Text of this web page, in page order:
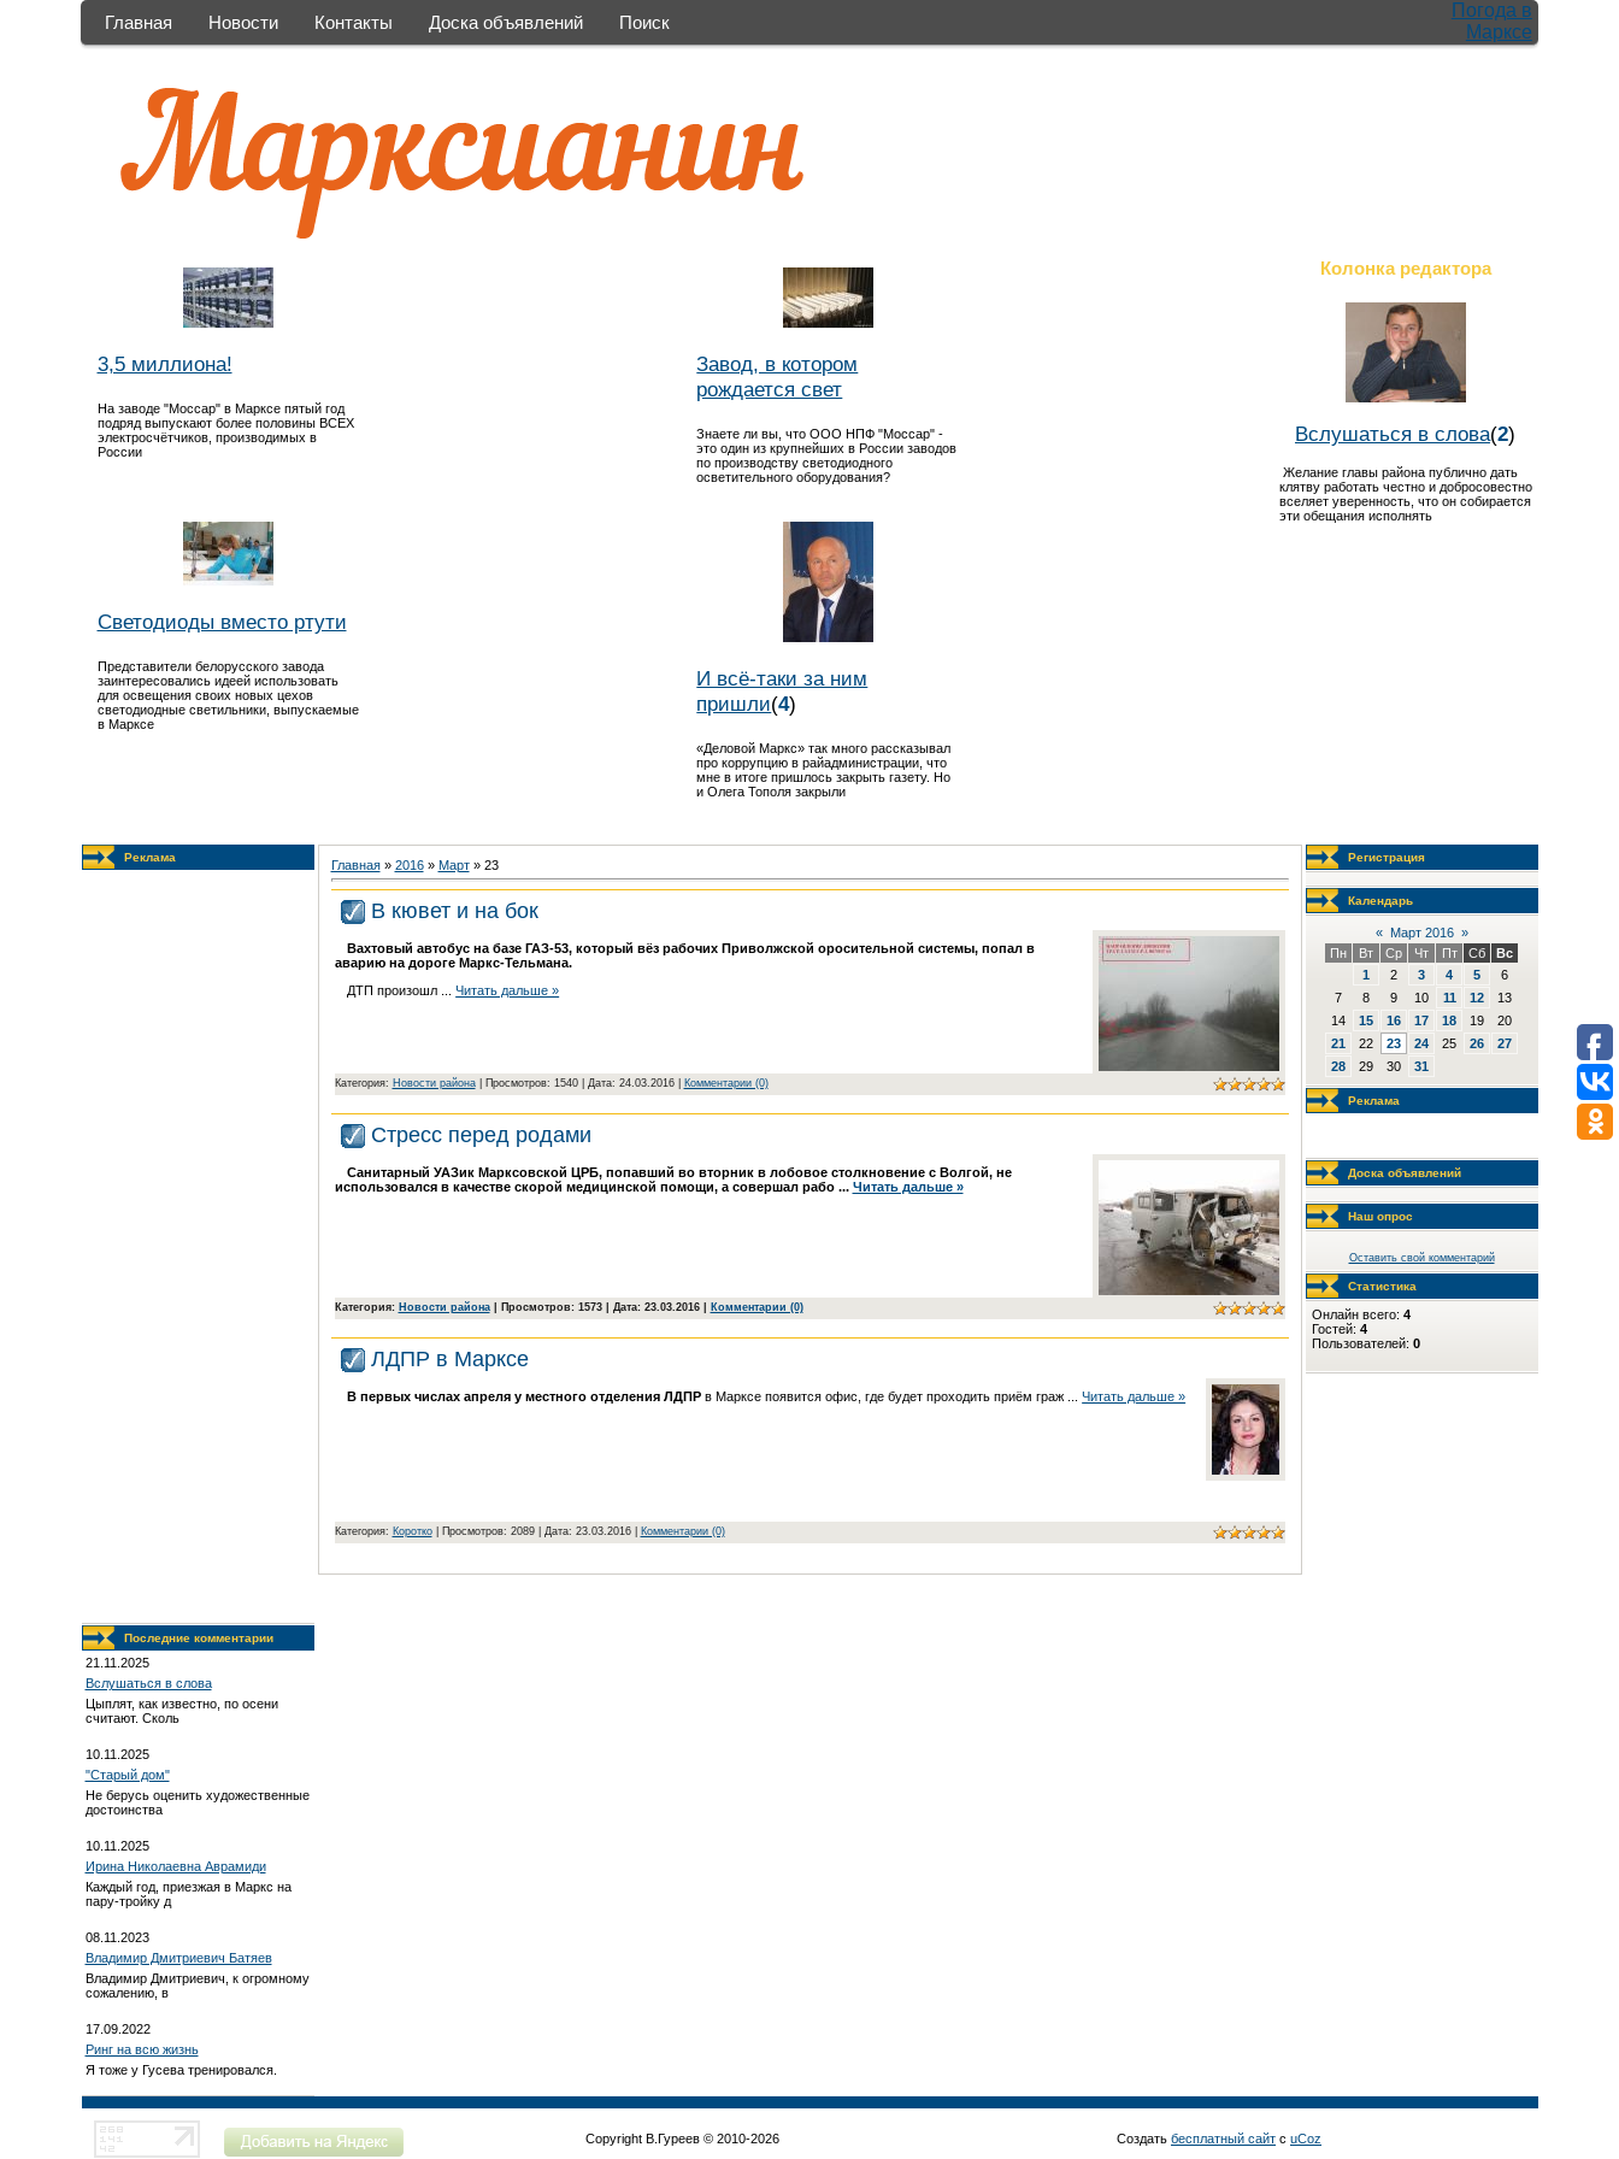
Главная Новости Контакты Доска объявлений Поиск
Погода в
Марксе
3,5 миллиона!
На заводе "Моссар" в Марксе пятый год
подряд выпускают более половины ВСЕХ
электросчётчиков, производимых в
России
Завод, в котором
рождается свет
Знаете ли вы, что ООО НПФ "Моссар" -
это один из крупнейших в России заводов
по производству светодиодного
осветительного оборудования?
Светодиоды вместо ртути
Представители белорусского завода
заинтересовались идеей использовать
для освещения своих новых цехов
светодиодные светильники, выпускаемые
в Марксе
И всё-таки за ним
пришли(4)
«Деловой Маркс» так много рассказывал
про коррупцию в райадминистрации, что
мне в итоге пришлось закрыть газету. Но
и Олега Тополя закрыли
Колонка редактора
Вслушаться в слова(2)
Желание главы района публично дать
клятву работать честно и добросовестно
вселяет уверенность, что он собирается
эти обещания исполнять
Реклама
Последние комментарии
21.11.2025
Вслушаться в слова
Цыплят, как известно, по осени
считают. Сколь
10.11.2025
"Старый дом"
Не берусь оценить художественные
достоинства
10.11.2025
Ирина Николаевна Аврамиди
Каждый год, приезжая в Маркс на
пару-тройку д
08.11.2023
Владимир Дмитриевич Батяев
Владимир Дмитриевич, к огромному
сожалению, в
17.09.2022
Ринг на всю жизнь
Я тоже у Гусева тренировался.
Главная» 2016 » Март » 23
В кювет и на бок
Вахтовый автобус на базе ГАЗ-53, который вёз рабочих Приволжской оросительной системы, попал в
аварию на дороге Маркс-Тельмана.
ДТП произошл
...Читать дальше »
Категория: Новости района| Просмотров: 1540 | Дата: 24.03.2016| Комментарии (0)
Стресс перед родами
Санитарный УАЗик Марксовской ЦРБ, попавший во вторник в лобовое столкновение с Волгой, не
использовался в качестве скорой медицинской помощи, а совершал рабо ... Читать дальше »
Категория: Новости района| Просмотров: 1573 | Дата: 23.03.2016| Комментарии (0)
ЛДПР в Марксе
В первых числах апреля у местного отделения ЛДПР в Марксе появится офис, где будет проходить приём граж ...Читать дальше »
Категория: Коротко| Просмотров: 2089 | Дата: 23.03.2016| Комментарии (0)
Регистрация
Календарь
« Март 2016 »
Пн
Вт Ср Чт Пт Сб
Вс
1
2 3 4 5
6
7
8 9 10 11 12
13
14
15 16 17 18 19
20
21
22 23 24 25 26
27
28
29 30 31
Реклама
Доска объявлений
Наш опрос
Оставить свой комментарий
Статистика
Онлайн всего: 4
Гостей: 4
Пользователей: 0
Copyright В.Гуреев © 2010-2026 Создать бесплатный сайт с uCoz